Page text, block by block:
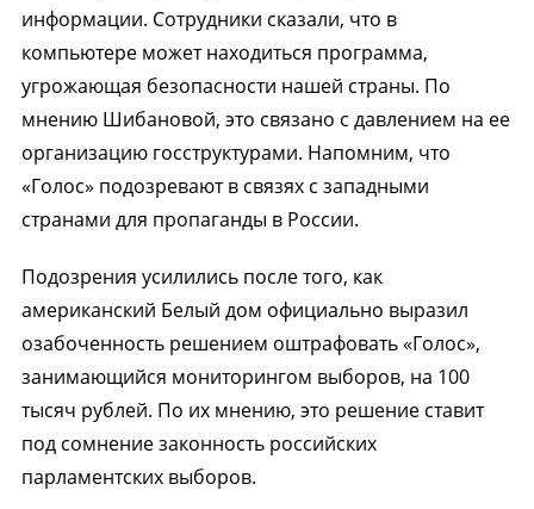
информации. Сотрудники сказали, что в
компьютере может находиться программа,
угрожающая безопасности нашей страны. По
мнению Шибановой, это связано с давлением на ее
организацию госструктурами. Напомним, что
«Голос» подозревают в связях с западными
странами для пропаганды в России.
Подозрения усилились после того, как
американский Белый дом официально выразил
озабоченность решением оштрафовать «Голос»,
занимающийся мониторингом выборов, на 100
тысяч рублей. По их мнению, это решение ставит
под сомнение законность российских
парламентских выборов.